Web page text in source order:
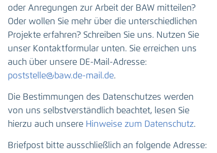
oder Anregungen zur Arbeit der BAW mitteilen?
Oder wollen Sie mehr über die unterschiedlichen
Projekte erfahren? Schreiben Sie uns. Nutzen Sie
unser Kontaktformular unten. Sie erreichen uns
auch über unsere DE-Mail-Adresse:
poststelle@baw.de-mail.de.
Die Bestimmungen des Datenschutzes werden
von uns selbstverständlich beachtet, lesen Sie
hierzu auch unsere Hinweise zum Datenschutz.
Briefpost bitte ausschließlich an folgende Adresse: